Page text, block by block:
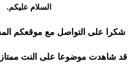
السلام عليكم.
شكرا على التواصل مع موقعكم
قد شاهدت موضوعا على النت